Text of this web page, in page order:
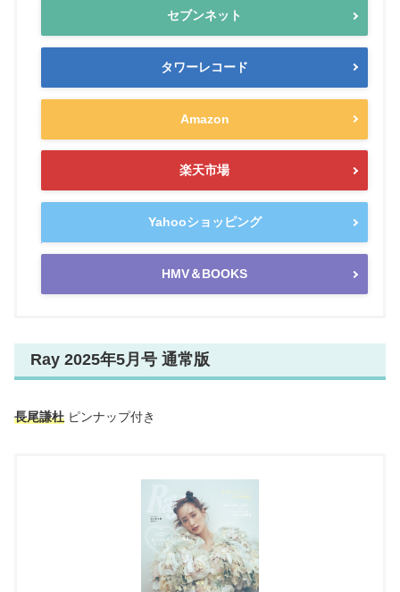
セブンネット
タワーレコード
Amazon
楽天市場
Yahooショッピング
HMV＆BOOKS
Ray 2025年5月号 通常版
長尾謙杜 ピンナップ付き